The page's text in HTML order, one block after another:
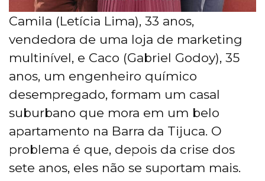
Camila (Letícia Lima), 33 anos,
vendedora de uma loja de marketing
multinível, e Caco (Gabriel Godoy), 35
anos, um engenheiro químico
desempregado, formam um casal
suburbano que mora em um belo
apartamento na Barra da Tijuca. O
problema é que, depois da crise dos
sete anos, eles não se suportam mais.